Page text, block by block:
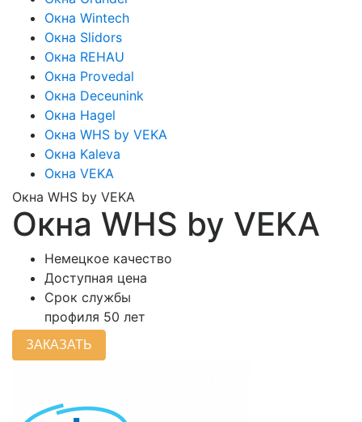
Окна Wintech
Окна Slidors
Окна REHAU
Окна Provedal
Окна Deceunink
Окна Hagel
Окна WHS by VEKA
Окна Kaleva
Окна VEKA
Окна WHS by VEKA
Окна WHS by VEKA
Немецкое качество
Доступная цена
Срок службы
профиля 50 лет
ЗАКАЗАТЬ